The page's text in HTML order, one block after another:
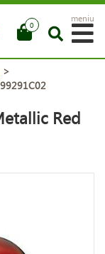
0
meniu
>
Red